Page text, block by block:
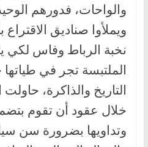
والواحات، فدورهم
ويملأوا صناديق
نخبة الرباط وفاس لكي
الملتبسة تجر في
التاريخ والذاكرة، حاولت
خلال عقود أن تقوم
وتداويها بضرورة سن